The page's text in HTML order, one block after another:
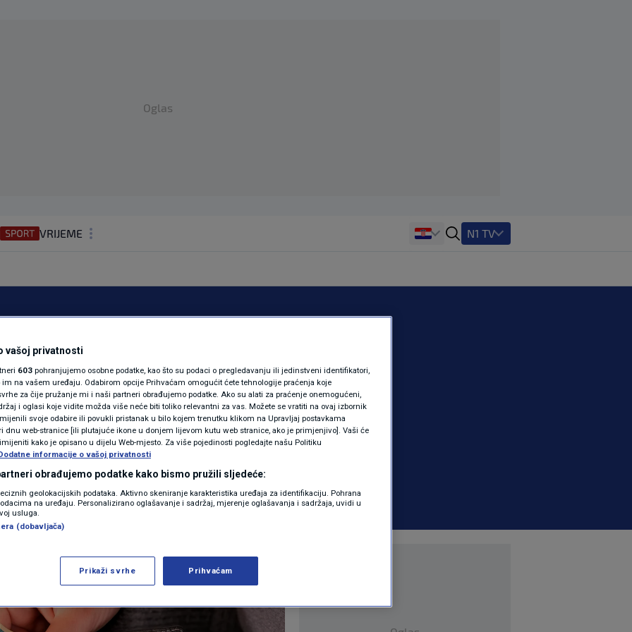
Oglas
VRIJEME
REGIJA
MAGAZIN
KOLUMNE
N1(DIS)INFO
KLIMATSKE PROMJENE
FOTO
VIDEO
N1 TV
regres
EKONOMIJA | komentara
Više
vašoj privatnosti
603 pohranjujemo osobne podatke, kao što su podaci o pregledavanju ili jedinstveni identifikatori,
na vašem uređaju. Odabirom opcije Prihvaćam omogućit ćete tehnologije praćenja koje
za čije pružanje mi i naši partneri obrađujemo podatke. Ako su alati za praćenje onemogućeni,
i oglasi koje vidite možda više neće biti toliko relevantni za vas. Možete se vratiti na ovaj izbornik
svoje odabire ili povukli pristanak u bilo kojem trenutku klikom na Upravljaj postavkama
dnu web-stranice [ili plutajuće ikone u donjem lijevom kutu web stranice, ako je primjenjivo]. Vaši će
kako je opisano u dijelu Web-mjesto. Za više pojedinosti pogledajte našu Politiku
informacije o vašoj privatnosti
obrađujemo podatke kako bismo pružili sljedeće:
geolokacijskih podataka. Aktivno skeniranje karakteristika uređaja za identifikaciju. Pohrana
na uređaju. Personalizirano oglašavanje i sadržaj, mjerenje oglašavanja i sadržaja, uvidi u
usluga.
(dobavljača)
Prikaži svrhe Prihvaćam